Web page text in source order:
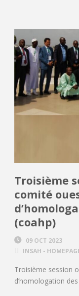
Troisième
comité
(coahp)
09 OCT 2023
INSAH -
Troisième session
d’homologation